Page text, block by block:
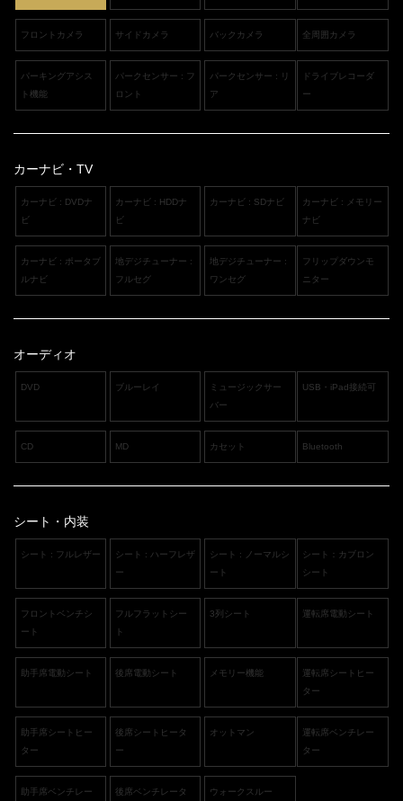
フロントカメラ サイドカメラ バックカメラ 全周囲カメラ
パーキングアシス
ト機能
パークセンサー : フ
ロント
パークセンサー : リ
ア
ドライブレコーダ
ー
カーナビ・TV
カーナビ : DVDナ
ビ
カーナビ : HDDナ
ビ
カーナビ : SDナビ
カーナビ : メモリー
ナビ
カーナビ : ポータブ
ルナビ
地デジチューナー :
フルセグ
地デジチューナー :
ワンセグ
フリップダウンモ
ニター
オーディオ
DVD ブルーレイ
ミュージックサー
バー
USB・iPad接続可
CD MD カセット Bluetooth
シート・内装
シート : フルレザー
シート : ハーフレザ
ー
シート : ノーマルシ
ート
シート：カブロン
シート
フロントベンチシ
ート
フルフラットシー
ト
3列シート 運転席電動シート
助手席電動シート 後席電動シート メモリー機能
運転席シートヒー
ター
助手席シートヒー
ター
後席シートヒータ
ー
オットマン
運転席ベンチレー
ター
助手席ベンチレー
後席ベンチレータ
ウォークスルー